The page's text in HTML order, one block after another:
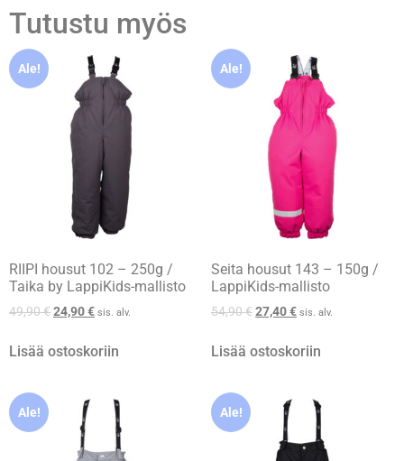
Tutustu myös
Ale!
RIIPI housut 102 – 250g /
Taika by LappiKids-mallisto
49,90€24,90€ sis. alv.
Lisää ostoskoriin
Ale!
Seita housut 143 – 150g /
LappiKids-mallisto
54,90€27,40€ sis. alv.
Lisää ostoskoriin
Ale! Ale!